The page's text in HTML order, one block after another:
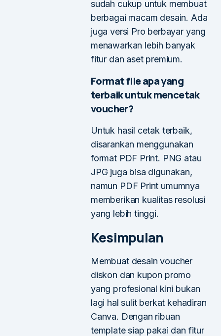
sudah cukup untuk membuat
berbagai macam desain. Ada
juga versi Pro berbayar yang
menawarkan lebih banyak
fitur dan aset premium.
Format file apa yang
terbaik untuk mencetak
voucher?
Untuk hasil cetak terbaik,
disarankan menggunakan
format PDF Print. PNG atau
JPG juga bisa digunakan,
namun PDF Print umumnya
memberikan kualitas resolusi
yang lebih tinggi.
Kesimpulan
Membuat desain voucher
diskon dan kupon promo
yang profesional kini bukan
lagi hal sulit berkat kehadiran
Canva. Dengan ribuan
template siap pakai dan fitur